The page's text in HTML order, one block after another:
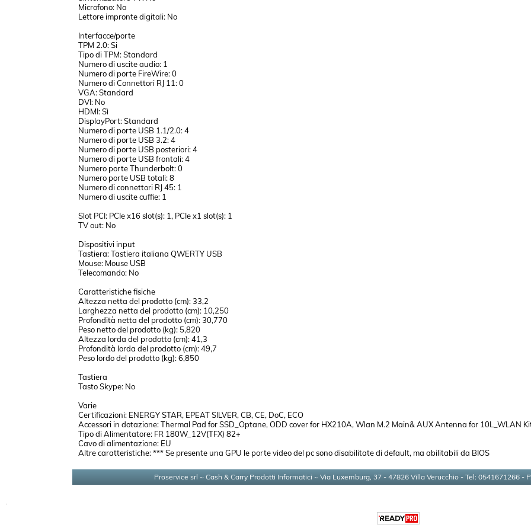
Microfono: No
Lettore impronte digitali: No
Interfacce/porte
TPM 2.0: Si
Tipo di TPM: Standard
Numero di uscite audio: 1
Numero di porte FireWire: 0
Numero di Connettori RJ 11: 0
VGA: Standard
DVI: No
HDMI: Sì
DisplayPort: Standard
Numero di porte USB 1.1/2.0: 4
Numero di porte USB 3.2: 4
Numero di porte USB posteriori: 4
Numero di porte USB frontali: 4
Numero porte Thunderbolt: 0
Numero porte USB totali: 8
Numero di connettori RJ 45: 1
Numero di uscite cuffie: 1
Slot PCI: PCIe x16 slot(s): 1, PCIe x1 slot(s): 1
TV out: No
Dispositivi input
Tastiera: Tastiera italiana QWERTY USB
Mouse: Mouse USB
Telecomando: No
Caratteristiche fisiche
Altezza netta del prodotto (cm): 33,2
Larghezza netta del prodotto (cm): 10,250
Profondità netta del prodotto (cm): 30,770
Peso netto del prodotto (kg): 5,820
Altezza lorda del prodotto (cm): 41,3
Profondità lorda del prodotto (cm): 49,7
Peso lordo del prodotto (kg): 6,850
Tastiera
Tasto Skype: No
Varie
Certificazioni: ENERGY STAR, EPEAT SILVER, CB, CE, DoC, ECO
Accessori in dotazione: Thermal Pad for SSD_Optane, ODD cover for HX210A, Wlan M.2 Main& AUX Antenna for 10L_WLAN
Tipo di Alimentatore: FR 180W_12V(TFX) 82+
Cavo di alimentazione: EU
Altre caratteristiche: *** Se presente una GPU le porte video del pc sono disabilitate di default, ma abilitabili da BIOS
Proservice srl ~ Cash & Carry Prodotti Informatici ~ Via Luxemburg, 37 - 47826 Villa Verucchio - Tel: 0541671266 -